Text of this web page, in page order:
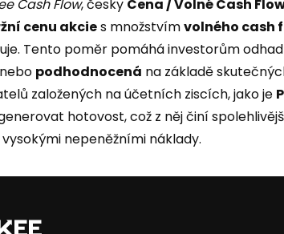
Cash Flow, česky Cena / Volné Cash
cenu akcies množstvímvolného cash
Tento poměr pomáhá investorům
nebo podhodnocená na základě
založených na účetních ziscích, jako je
hotovost, což z něj činí
nepeněžními náklady.